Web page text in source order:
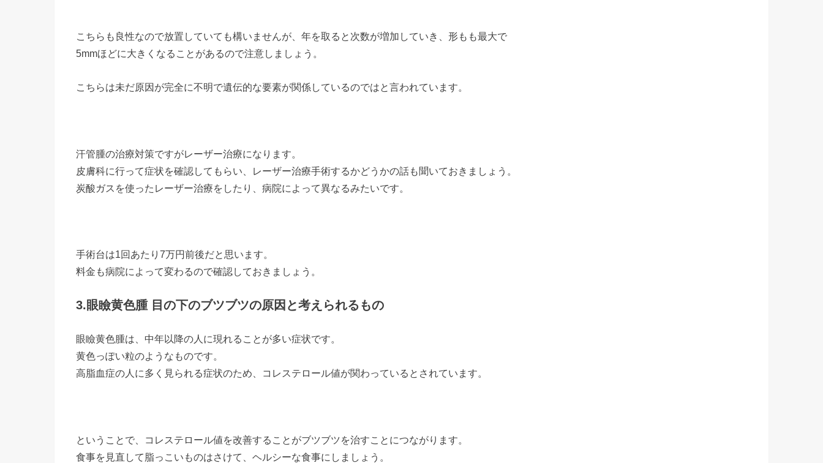
こちらも良性なので放置していても構いませんが、年を取ると次数が増加していき、形もも最大で
5mmほどに大きくなることがあるので注意しましょう。
こちらは未だ原因が完全に不明で遺伝的な要素が関係しているのではと言われています。
汗管腫の治療対策ですがレーザー治療になります。
皮膚科に行って症状を確認してもらい、レーザー治療手術するかどうかの話も聞いておきましょう。
炭酸ガスを使ったレーザー治療をしたり、病院によって異なるみたいです。
手術台は1回あたり7万円前後だと思います。
料金も病院によって変わるので確認しておきましょう。
3.眼瞼黄色腫 目の下のブツブツの原因と考えられるもの
眼瞼黄色腫は、中年以降の人に現れることが多い症状です。
黄色っぽい粒のようなものです。
高脂血症の人に多く見られる症状のため、コレステロール値が関わっているとされています。
ということで、コレステロール値を改善することがブツブツを治すことにつながります。
食事を見直して脂っこいものはさけて、ヘルシーな食事にしましょう。